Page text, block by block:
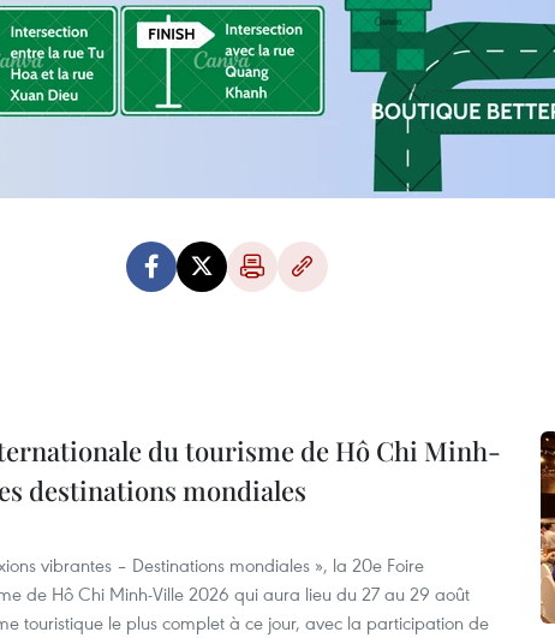
du tourisme de Hô Chi Minh-
destinations mondiales
vibrantes – Destinations mondiales », la 20e Foire
de Hô Chi Minh-Ville 2026 qui aura lieu du 27 au 29 août
touristique le plus complet à ce jour, avec la participation de